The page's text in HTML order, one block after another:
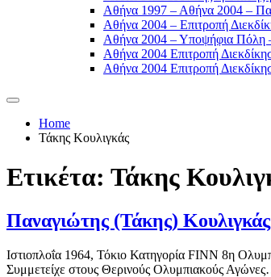
Αθήνα 1997 – Αθήνα 2004 –
Αθήνα 2004 – Επιτροπή
Αθήνα 2004 – Υποψήφια Πόλη
Αθήνα 2004 Επιτροπή
Αθήνα 2004 Επιτροπή
Home
Τάκης Κουλιγκάς
Ετικέτα: Τάκης
Παναγιώτης (Τάκης) Κουλιγκάς
Ιστιοπλοΐα 1964, Τόκιο Κατηγορία FINN 8η
Συμμετείχε στους Θερινούς Ολυμπιακούς